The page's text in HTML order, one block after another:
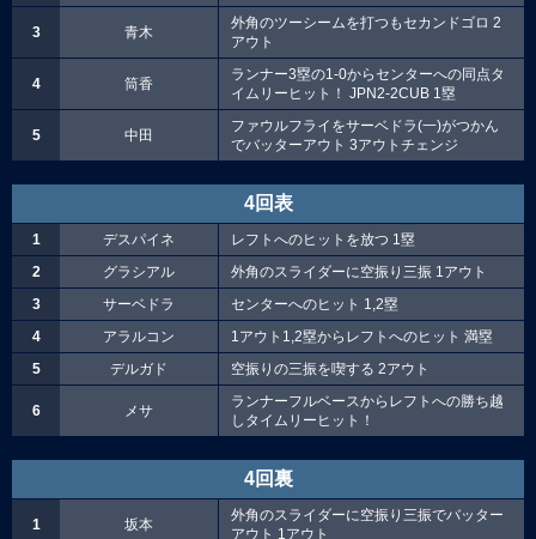
3 青木
外角のツーシームを打つもセカンドゴロ 2
アウト
4 筒香
ランナー3塁の1-0からセンターへの同点タ
イムリーヒット！ JPN2-2CUB 1塁
5 中田
ファウルフライをサーベドラ(一)がつかん
でバッターアウト 3アウトチェンジ
4回表
1 デスパイネ
レフトへのヒットを放つ 1塁
2
グラシアル
外角のスライダーに空振り三振 1アウト
3
サーベドラ
センターへのヒット 1,2塁
4
アラルコン
1アウト1,2塁からレフトへのヒット 満塁
5
デルガド 空振りの三振を喫する 2アウト
6 メサ
ランナーフルベースからレフトへの勝ち越
しタイムリーヒット！
4回裏
1 坂本
外角のスライダーに空振り三振でバッター
アウト 1アウト